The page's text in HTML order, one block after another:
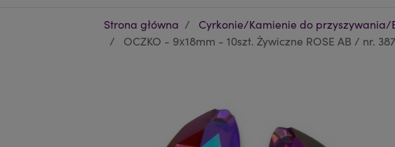
Strona główna Cyrkonie/Kamienie do przyszywania/
OCZKO - 9x18mm - 10szt. Żywiczne ROSE AB / nr. 387